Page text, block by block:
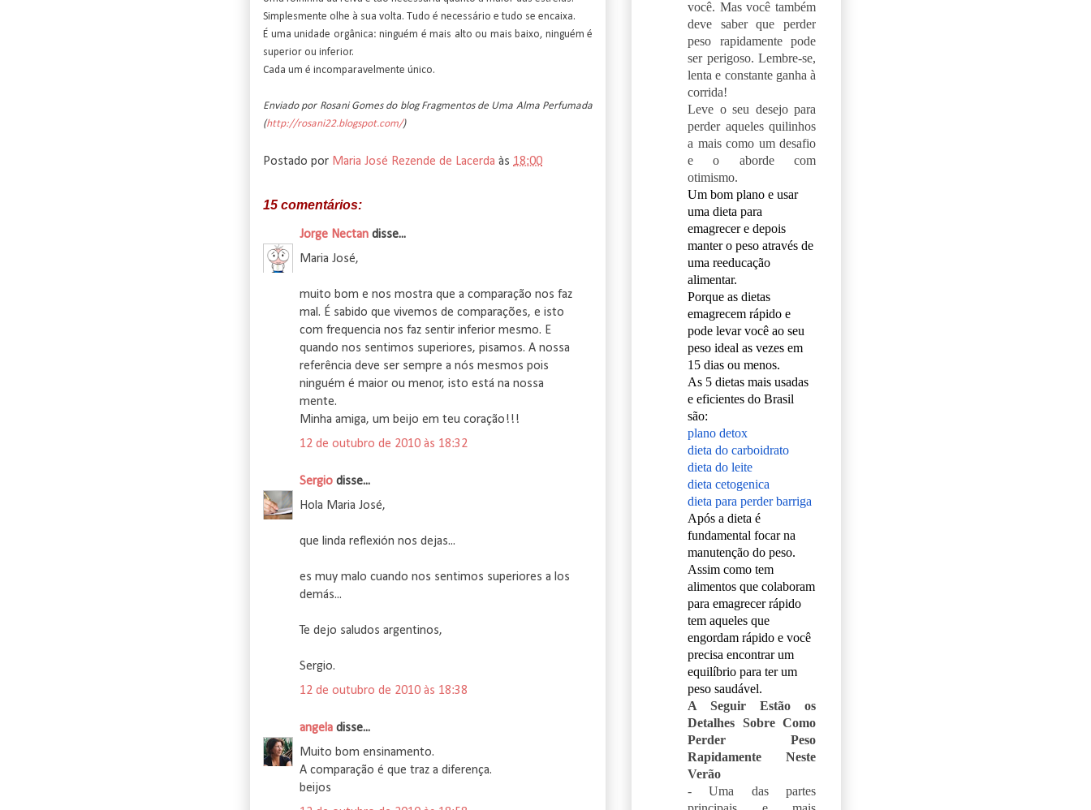
Simplesmente olhe à sua volta. Tudo é necessário e tudo se encaixa.
É uma unidade orgânica: ninguém é mais alto ou mais baixo, ninguém é
superior ou inferior.
Cada um é incomparavelmente único.
Enviado por Rosani Gomes do blog Fragmentos de Uma Alma Perfumada
(http://rosani22.blogspot.com/)
Postado por Maria José Rezende de Lacerda às 18:00
15 comentários:
Jorge Nectan disse...
Maria José,
muito bom e nos mostra que a comparação nos faz
mal. É sabido que vivemos de comparações, e isto
com frequencia nos faz sentir inferior mesmo. E
quando nos sentimos superiores, pisamos. A nossa
referência deve ser sempre a nós mesmos pois
ninguém é maior ou menor, isto está na nossa
mente.
Minha amiga, um beijo em teu coração!!!
12 de outubro de 2010 às 18:32
Sergio disse...
Hola Maria José,
que linda reflexión nos dejas...
es muy malo cuando nos sentimos superiores a los
demás...
Te dejo saludos argentinos,
Sergio.
12 de outubro de 2010 às 18:38
angela disse...
Muito bom ensinamento.
A comparação é que traz a diferença.
beijos
você. Mas você também
deve saber que perder
peso rapidamente pode
ser perigoso. Lembre-se,
lenta e constante ganha à
corrida!
Leve o seu desejo para
perder aqueles quilinhos
a mais como um desafio
e o aborde com
otimismo.
Um bom plano e usar
uma dieta para
emagrecer e depois
manter o peso através de
uma reeducação
alimentar.
Porque as dietas
emagrecem rápido e
pode levar você ao seu
peso ideal as vezes em
15 dias ou menos.
As 5 dietas mais usadas
e eficientes do Brasil
são:
plano detox
dieta do carboidrato
dieta do leite
dieta cetogenica
dieta para perder barriga
Após a dieta é
fundamental focar na
manutenção do peso.
Assim como tem
alimentos que colaboram
para emagrecer rápido
tem aqueles que
engordam rápido e você
precisa encontrar um
equilíbrio para ter um
peso saudável.
A Seguir Estão os
Detalhes Sobre Como
Perder Peso
Rapidamente Neste
Verão
- Uma das partes